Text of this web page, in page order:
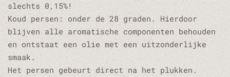
slechts 0,15%!
Koud persen: onder de 28 graden. Hierdoor
blijven alle aromatische componenten behouden
en ontstaat een olie met een uitzonderlijke
smaak.
Het persen gebeurt direct na het plukken.